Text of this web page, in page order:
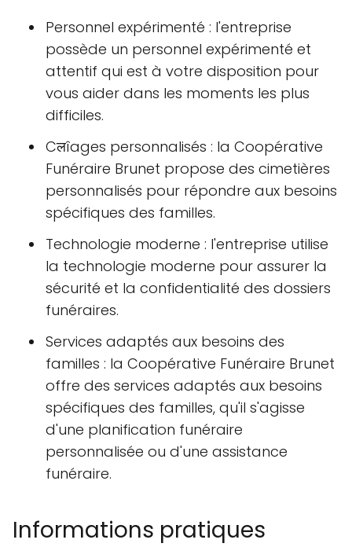
Personnel expérimenté : l'entreprise
possède un personnel expérimenté et
attentif qui est à votre disposition pour
vous aider dans les moments les plus
difficiles.
Cलîages personnalisés : la Coopérative
Funéraire Brunet propose des cimetières
personnalisés pour répondre aux besoins
spécifiques des familles.
Technologie moderne : l'entreprise utilise
la technologie moderne pour assurer la
sécurité et la confidentialité des dossiers
funéraires.
Services adaptés aux besoins des
familles : la Coopérative Funéraire Brunet
offre des services adaptés aux besoins
spécifiques des familles, qu'il s'agisse
d'une planification funéraire
personnalisée ou d'une assistance
funéraire.
Informations pratiques